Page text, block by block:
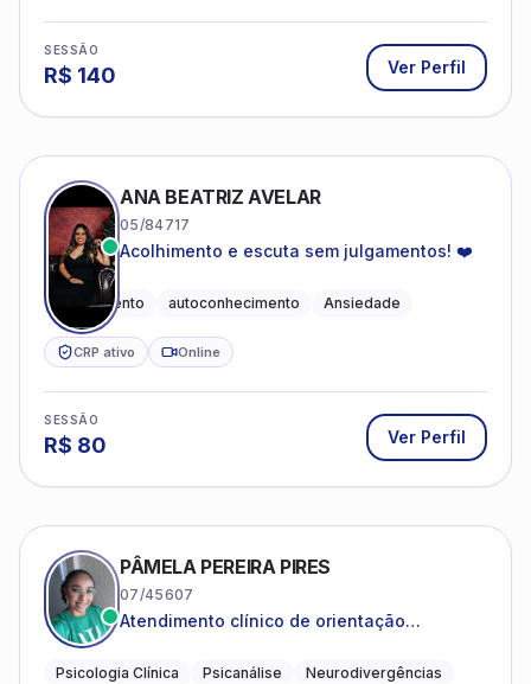
SESSÃO
R$ 140 Ver Perfil
ANA BEATRIZ AVELAR
05/84717
Acolhimento e escuta sem julgamentos! ❤️
Acolhimento autoconhecimento Ansiedade
CRP ativo Online
SESSÃO
R$ 80 Ver Perfil
PÂMELA PEREIRA PIRES
07/45607
Atendimento clínico de orientação
crianças neurotípicas
Psicologia Clínica Psicanálise Neurodivergências